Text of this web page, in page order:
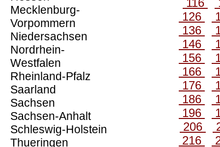
Mecklenburg-
Vorpommern
Niedersachsen
Nordrhein-
Westfalen
Rheinland-Pfalz
Saarland
Sachsen
Sachsen-Anhalt
Schleswig-Holstein
Thueringen
116
126
136
146
156
166
176
186
196
206
216